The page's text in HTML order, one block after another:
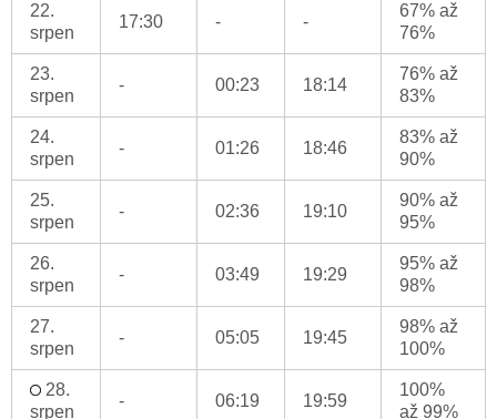
22.
srpen
17:30 - -
67% až
76%
23.
srpen
- 00:23 18:14
76% až
83%
24.
srpen
- 01:26 18:46
83% až
90%
25.
srpen
- 02:36 19:10
90% až
95%
26.
srpen
- 03:49 19:29
95% až
98%
27.
srpen
- 05:05 19:45
98% až
100%
28.
srpen
- 06:19 19:59
100%
až 99%